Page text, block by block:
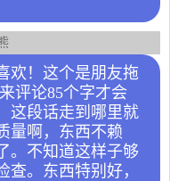
欢！这个是朋友拖
评论85个字才会
这段话走到哪里就
量啊，东西不赖
。不知道这样子够
查。东西特别好，